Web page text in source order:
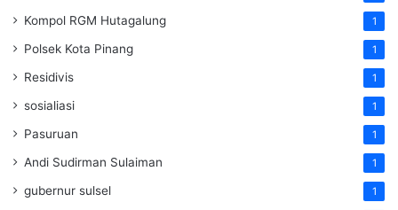
Kompol RGM Hutagalung 1
Polsek Kota Pinang 1
Residivis 1
sosialiasi 1
Pasuruan 1
Andi Sudirman Sulaiman 1
gubernur sulsel 1